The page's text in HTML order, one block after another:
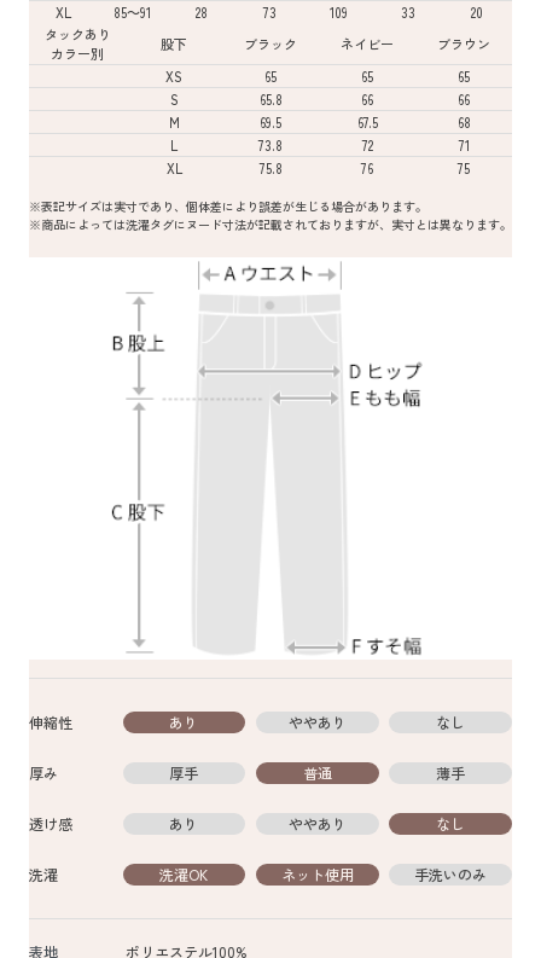
XL
85～91 28 73 109 33
20
タックあり
カラー別
股下 ブラック ネイビー
ブラウン
XS
65 65
65
S
65.8 66
66
M
69.5 67.5
68
L
73.8 72
71
XL
75.8 76 75
※表記サイズは実寸であり、個体差により誤差が生じる場合があります。
※商品によっては洗濯タグにヌード寸法が記載されておりますが、実寸とは異なります。
伸縮性 あり ややあり なし
厚み 厚手 普通 薄手
透け感 あり ややあり なし
洗濯 洗濯OK ネット使用 手洗いのみ
表地 ポリエステル100%